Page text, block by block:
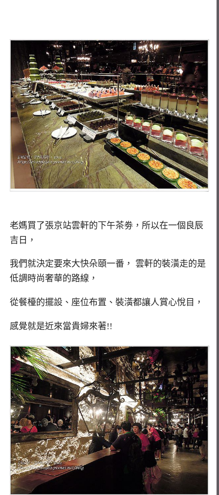
老媽買了張京站雲軒的下午茶劵，所以在一個良辰
吉日，
我們就決定要來大快朵頤一番， 雲軒的裝潢走的是
低調時尚奢華的路線，
從餐檯的擺設、座位布置、裝潢都讓人賞心悅目，
感覺就是近來當貴婦來著!!